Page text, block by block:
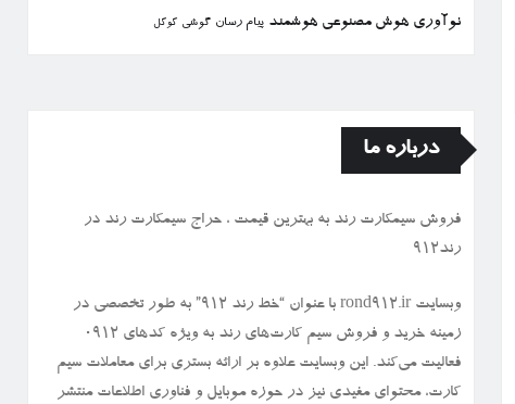
نوآوری هوش مصنوعی هوشمند پیام رسان گوشی گوگل
درباره ما
فروش سیمكارت رند به بهترین قیمت ، حراج سیمكارت رند در
رند912
وبسایت rond912.ir با عنوان “خط رند ۹۱۲” به طور تخصصی در
زمینه خرید و فروش سیم کارت‌های رند به ویژه کدهای ۰۹۱۲
فعالیت می‌کند. این وبسایت علاوه بر ارائه بستری برای معاملات سیم
کارت، محتوای مفیدی نیز در حوزه موبایل و فناوری اطلاعات منتشر